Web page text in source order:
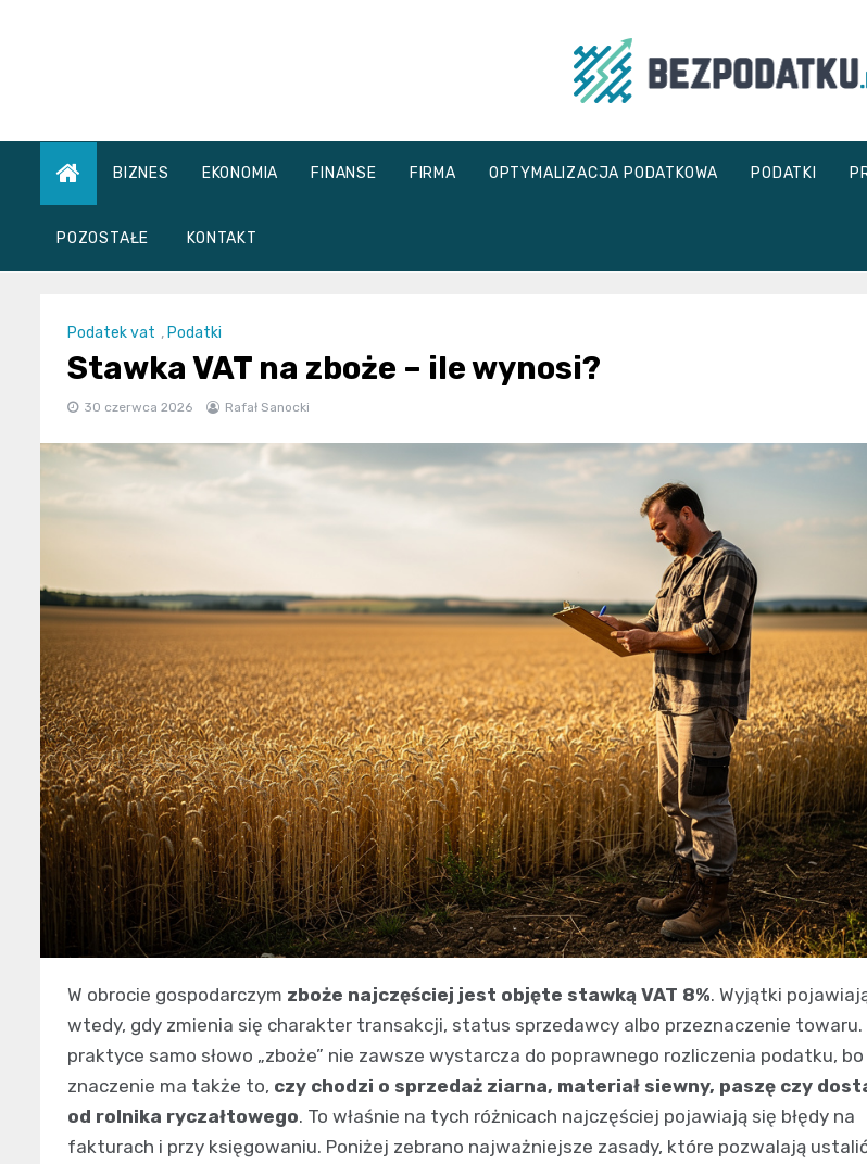
BIZNES EKONOMIA FINANSE FIRMA OPTYMALIZACJA PODATKOWA PODATKI
POZOSTAŁE KONTAKT
Podatek vat , Podatki
Stawka VAT na zboże – ile wynosi?
30 czerwca 2026 Rafał Sanocki
W obrocie gospodarczym zboże najczęściej jest objęte stawką VAT 8%. Wyjątki
wtedy, gdy zmienia się charakter transakcji, status sprzedawcy albo przeznaczenie towaru.
praktyce samo słowo „zboże” nie zawsze wystarcza do poprawnego rozliczenia podatku, bo
znaczenie ma także to, czy chodzi o sprzedaż ziarna, materiał siewny, paszę czy
od rolnika ryczałtowego. To właśnie na tych różnicach najczęściej pojawiają się błędy na
fakturach i przy księgowaniu. Poniżej zebrano najważniejsze zasady, które pozwalają